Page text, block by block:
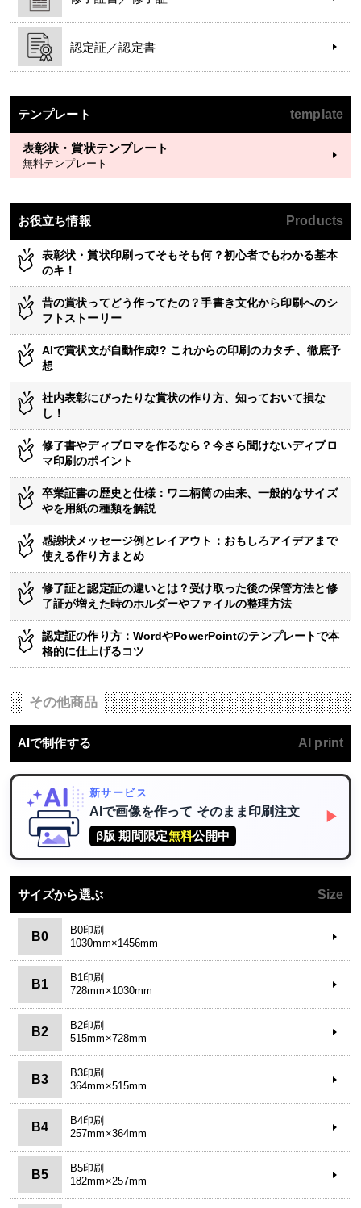
認定証／認定書
テンプレート template
表彰状・賞状テンプレート
無料テンプレート
お役立ち情報 Products
表彰状・賞状印刷ってそもそも何？初心者でもわかる基本
のキ！
昔の賞状ってどう作ってたの？手書き文化から印刷へのシ
フトストーリー
AIで賞状文が自動作成!? これからの印刷のカタチ、徹底予
想
社内表彰にぴったりな賞状の作り方、知っておいて損な
し！
修了書やディプロマを作るなら？今さら聞けないディプロ
マ印刷のポイント
卒業証書の歴史と仕様：ワニ柄筒の由来、一般的なサイズ
やを用紙の種類を解説
感謝状メッセージ例とレイアウト：おもしろアイデアまで
使える作り方まとめ
修了証と認定証の違いとは？受け取った後の保管方法と修
了証が増えた時のホルダーやファイルの整理方法
認定証の作り方：WordやPowerPointのテンプレートで本
格的に仕上げるコツ
その他商品
AIで制作する AI print
新サービス
AIで画像を作って そのまま印刷注文
β版 期間限定無料公開中
▶
サイズから選ぶ Size
B0
B0印刷
1030mm×1456mm
B1
B1印刷
728mm×1030mm
B2
B2印刷
515mm×728mm
B3
B3印刷
364mm×515mm
B4
B4印刷
257mm×364mm
B5
B5印刷
182mm×257mm